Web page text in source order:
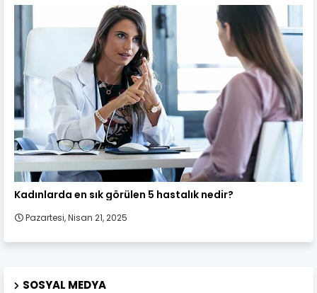
Kadın Sağlığı
Kadınlarda en sık görülen 5 hastalık nedir?
Pazartesi, Nisan 21, 2025
SOSYAL MEDYA